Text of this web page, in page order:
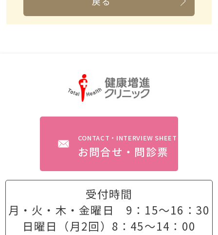
CONTACT・INTERVIEW SHEET
お問合せ・問診票
受付時間
月・火・木・金曜日 9：15〜16：30
日曜日（月2回）8：45〜14：00